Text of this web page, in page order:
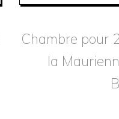
Chambre pour
la